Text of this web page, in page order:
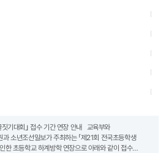
회｣ 접수 기간 연장 안내 교육부와
소년조선일보가 주최하는 「제21회 전국초등학생
한 초등학교 하계방학 연장으로 아래와 같이 접수